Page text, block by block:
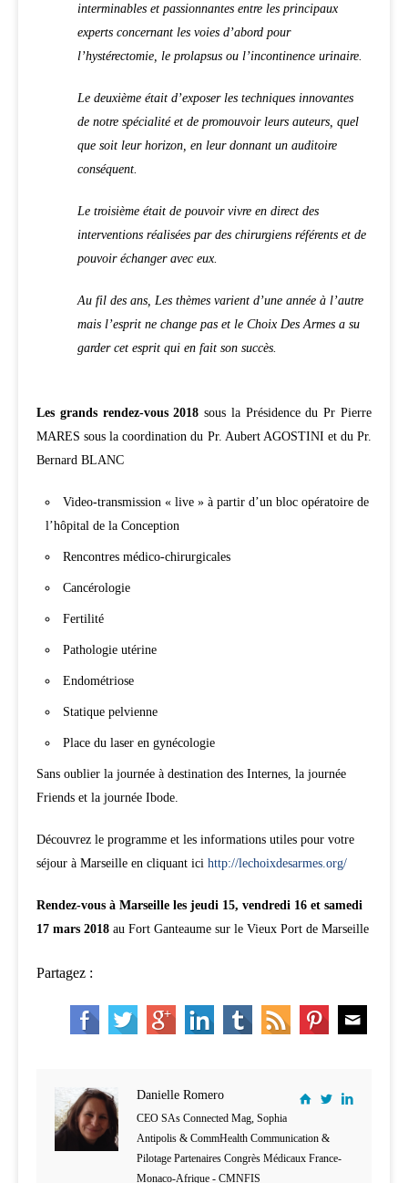
interminables et passionnantes entre les principaux
experts concernant les voies d’abord pour
l’hystérectomie, le prolapsus ou l’incontinence urinaire.
Le deuxième était d’exposer les techniques innovantes
de notre spécialité et de promouvoir leurs auteurs, quel
que soit leur horizon, en leur donnant un auditoire
conséquent.
Le troisième était de pouvoir vivre en direct des
interventions réalisées par des chirurgiens référents et de
pouvoir échanger avec eux.
Au fil des ans, Les thèmes varient d’une année à l’autre
mais l’esprit ne change pas et le Choix Des Armes a su
garder cet esprit qui en fait son succès.
Les grands rendez-vous 2018sous la Présidence du Pr Pierre
MARES sous la coordination du Pr. Aubert AGOSTINI etduPr.
Bernard BLANC
Video-transmission « live » à partir d’un bloc opératoire de
l’hôpital de la Conception
Rencontres médico-chirurgicales
Cancérologie
Fertilité
Pathologie utérine
Endométriose
Statique pelvienne
Place du laser en gynécologie
Sans oublier la journée à destination des Internes, la journée
Friends et la journée Ibode.
Découvrez le programme et les informations utiles pour votre
séjour à Marseille en cliquant ici http://lechoixdesarmes.org/
Rendez-vous à Marseille les jeudi 15, vendredi 16 et samedi
17 mars 2018 au Fort Ganteaume sur le Vieux Port de Marseille
Partagez :
Danielle Romero
CEO SAs Connected Mag, Sophia
Antipolis & CommHealth Communication &
Pilotage Partenaires Congrès Médicaux France-
Monaco-Afrique - CMNFIS